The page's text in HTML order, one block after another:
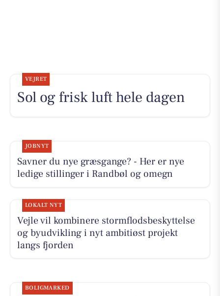
VEJRET
Sol og frisk luft hele dagen
JOBNYT
Savner du nye græsgange? - Her er nye
ledige stillinger i Randbøl og omegn
LOKALT NYT
Vejle vil kombinere stormflodsbeskyttelse
og byudvikling i nyt ambitiøst projekt
langs fjorden
BOLIGMARKED